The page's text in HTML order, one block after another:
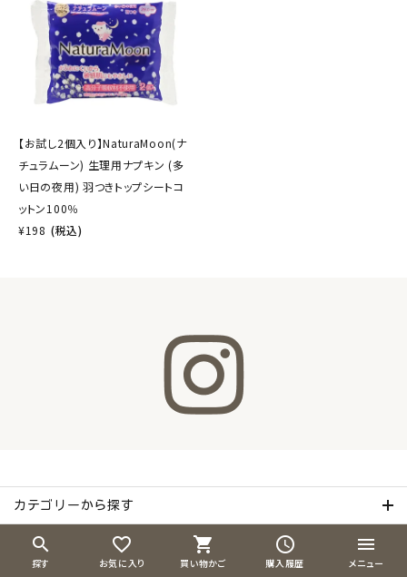
search
探す
favorite_border
お気に入り
shopping_cart
買い物かご
schedule
購入履歴
menu
メニュー
【お試し2個入り】NaturaMoon(ナ
チュラムーン) 生理用ナプキン (多
い日の夜用) 羽つきトップシートコ
ットン100％
¥198 (税込)
カテゴリーから探す
ホーム